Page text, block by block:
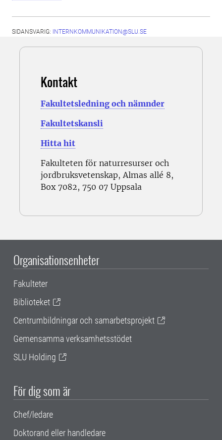
SIDANSVARIG: INTERNKOMMUNIKATION@SLU.SE
Kontakt
Fakultetsledning och nämnder
Fakultetskansli
Hitta hit
Fakulteten för naturresurser och
jordbruksvetenskap, Almas allé 8,
Box 7082, 750 07 Uppsala
Organisationsenheter
Fakulteter
Biblioteket
Centrumbildningar och samarbetsprojekt
Gemensamma verksamhetsstödet
SLU Holding
För dig som är
Chef/ledare
Doktorand eller handledare